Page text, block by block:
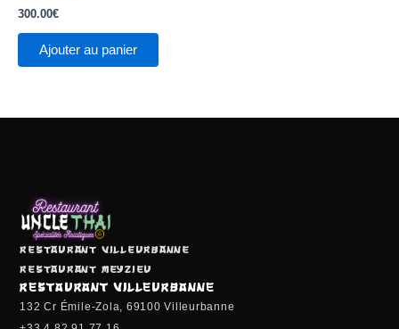
0
sur
300.00€
Ajouter au panier
Restaurant Villeurbanne
Restaurant Meyzieu
RESTAURANT VILLEURBANNE
132 Cr Émile-Zola, 69100 Villeurbanne